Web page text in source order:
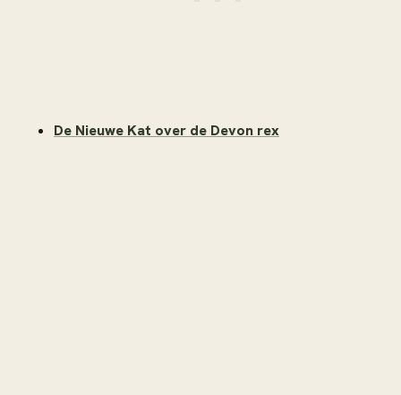
De Nieuwe Kat over de Devon rex